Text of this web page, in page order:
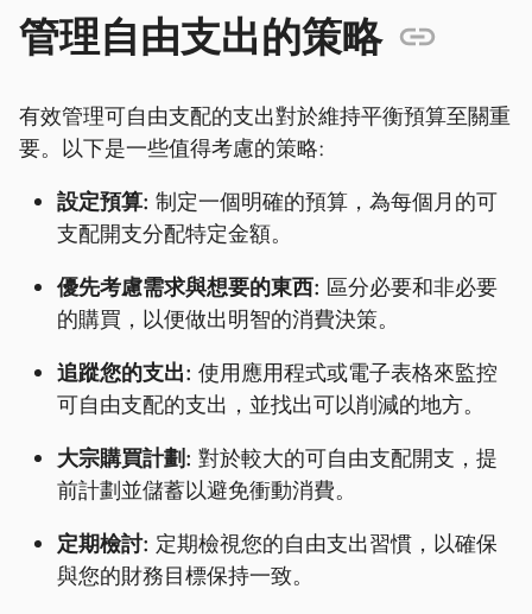
管理自由支出的策略
有效管理可自由支配的支出對於維持平衡預算至關重
要。以下是一些值得考慮的策略:
設定預算: 制定一個明確的預算，為每個月的可
支配開支分配特定金額。
優先考慮需求與想要的東西: 區分必要和非必要
的購買，以便做出明智的消費決策。
追蹤您的支出: 使用應用程式或電子表格來監控
可自由支配的支出，並找出可以削減的地方。
大宗購買計劃: 對於較大的可自由支配開支，提
前計劃並儲蓄以避免衝動消費。
定期檢討: 定期檢視您的自由支出習慣，以確保
與您的財務目標保持一致。